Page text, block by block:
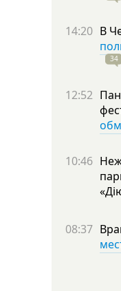
14:20 В
34
12:52
10:46
08:37